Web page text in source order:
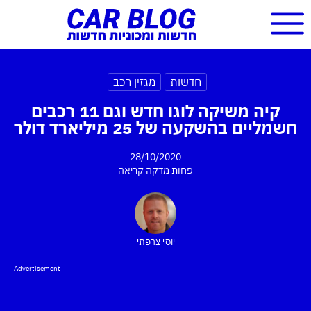
חדשות מגזין רכב
קיה משיקה לוגו חדש וגם 11 רכבים
חשמליים בהשקעה של 25 מיליארד דולר
28/10/2020
פחות מדקה קריאה
יוסי צרפתי
Advertisement